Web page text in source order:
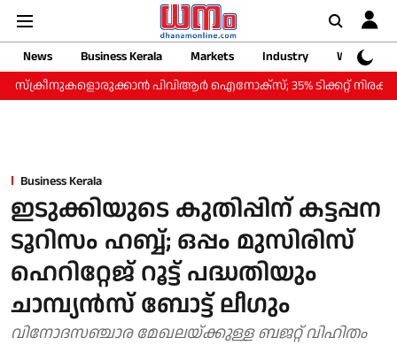
News Business Kerala Markets Industry
Web
പിവിആര്‍ ഐനോക്‌സ്; 35% ടിക്കറ്റ് നിരക്ക്
Business Kerala
ഇടുക്കിയുടെ കുതിപ്പിന് കട്ടപ്പന
ടൂറിസം ഹബ്ബ്; ഒപ്പം മുസിരിസ്
ഹെറിറ്റേജ് റൂട്ട് പദ്ധതിയും
ചാമ്പ്യൻസ് ബോട്ട് ലീഗും
വിനോദസഞ്ചാര മേഖലയ്ക്കുള്ള ബജറ്റ് വിഹിതം